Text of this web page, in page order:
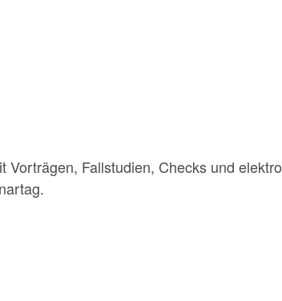
Fallstudien, Checks und